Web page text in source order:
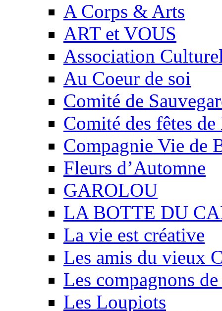
A Corps & Arts
ART et VOUS
Association
Au Coeur de soi
Comité de
Comité des fêtes
Compagnie Vie de
Fleurs d’Automne
GAROLOU
LA BOTTE DU
La vie est créative
Les amis du vieux
Les compagnons
Les Loupiots